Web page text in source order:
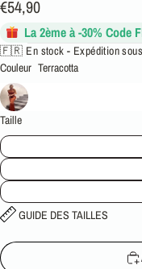
€54,90
La 2ème à -30% Code
🇫🇷 En stock - Expédition
Couleur Terracotta
Taille
GUIDE DES TAILLES